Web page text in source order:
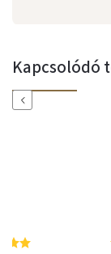
Kapcsolódó
Previous